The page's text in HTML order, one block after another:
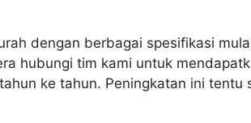
dengan berbagai spesifikasi
hubungi tim kami untuk
ke tahun. Peningkatan ini tentu